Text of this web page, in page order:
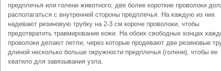
предплечья или голени животного; две более короткие проволоки
располагаться с внутренней стороны предплечья. На каждую из них
надевают резиновую трубку на 2-3 см короче проволоки, чтобы
предотвратить травмирование кожи. На обоих свободных концах
проволоки делают петли, через которые продевают две резиновые
длиной несколько больше окружности предплечья (голени), чтобы ее
хватило для завязывания узла.